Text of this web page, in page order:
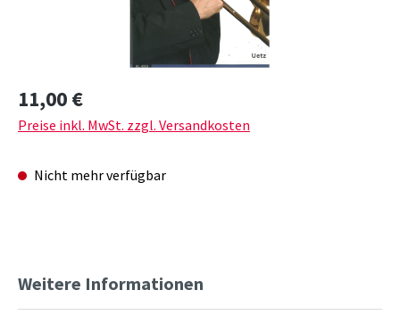
Regulärer Preis:
11,00 €
Preise inkl. MwSt. zzgl. Versandkosten
Nicht mehr verfügbar
Weitere Informationen